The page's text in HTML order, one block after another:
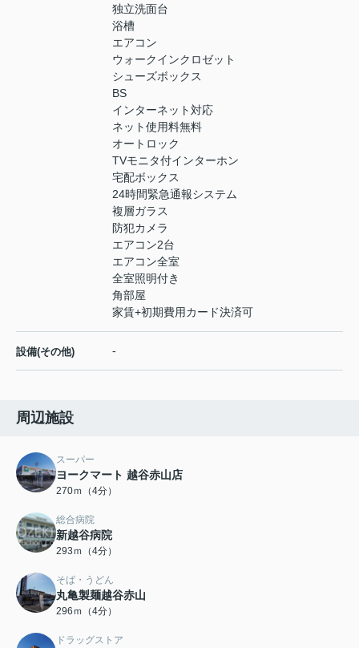
独立洗面台
浴槽
エアコン
ウォークインクロゼット
シューズボックス
BS
インターネット対応
ネット使用料無料
オートロック
TVモニタ付インターホン
宅配ボックス
24時間緊急通報システム
複層ガラス
防犯カメラ
エアコン2台
エアコン全室
全室照明付き
角部屋
家賃+初期費用カード決済可
設備(その他) -
周辺施設
スーパー
ヨークマート 越谷赤山店
270ｍ（4分）
総合病院
新越谷病院
293ｍ（4分）
そば・うどん
丸亀製麺越谷赤山
296ｍ（4分）
ドラッグストア